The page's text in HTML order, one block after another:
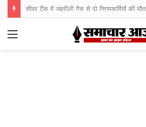
सीवर टैंक में जहरीली गैस से दो निगमकर्मियों की मौत
Menu